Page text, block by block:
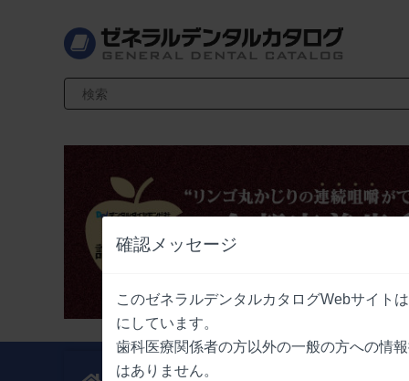
確認メッセージ
このゼネラルデンタルカタログWebサイト
にしています。
歯科医療関係者の方以外の一般の方への情
はありません。
検索キーワード入力
新製品